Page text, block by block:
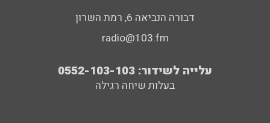
דבורה הנביאה 6, רמת השרון
radio@103.fm
עלייה לשידור: 0552-103-103
בעלות שיחה רגילה